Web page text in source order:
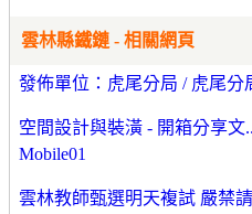
雲林縣鐵鏈 - 相關網頁
發佈單位：虎尾分局 / 虎尾分
空間設計與裝潢 - 開箱分享
Mobile01
雲林教師甄選明天複試 嚴禁